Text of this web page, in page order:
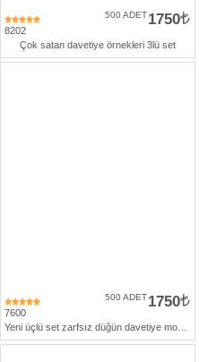
8202
1750
500 ADET
Çok satan davetiye örnekleri 3lü set
7600
1750
500 ADET